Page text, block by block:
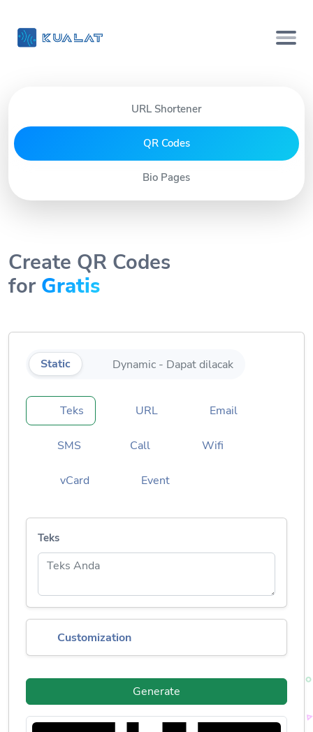
URL Shortener
QR Codes
Bio Pages
Create QR Codes
for Gratis
Static Dynamic - Dapat dilacak
Teks URL Email
SMS Call Wifi
vCard Event
Teks
Customization
Generate